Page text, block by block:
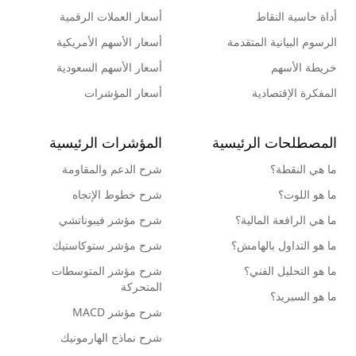
أداة حاسبة النقاط
الرسوم البيانية المتقدمة
خريطة الأسهم
المفكرة الإقتصادية
أسعار العملات الرقمية
أسعار الأسهم الأمريكية
أسعار الأسهم السعودية
أسعار المؤشرات
المصطلحات الرئيسية
ما هي النقطة؟
ما هو اللوت؟
ما هي الرافعة المالية؟
ما هو التداول بالهامش؟
ما هو التحليل الفني؟
ما هو السبريد؟
المؤشرات الرئيسية
شرح الدعم والمقاومة
شرح خطوط الإتجاه
شرح مؤشر فيبوناتشي
شرح مؤشر ستوكاستيك
شرح مؤشر المتوسطات
المتحركة
شرح مؤشر MACD
شرح نماذج الهارمونيك